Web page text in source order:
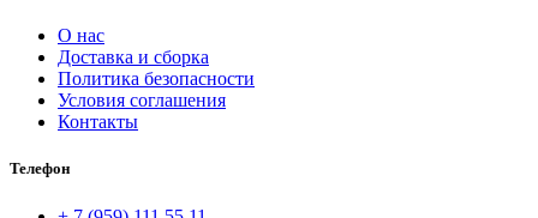
О нас
Доставка и сборка
Политика безопасности
Условия соглашения
Контакты
Телефон